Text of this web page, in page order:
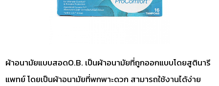
ผ้าอนามัยแบบสอดO.B. เป็นผ้าอนามัยที่ถูกออกแบบโดยสูตินารี
แพทย์ โดยเป็นผ้าอนามัยที่พกพาะดวก สามารถใช้งานได้ง่าย